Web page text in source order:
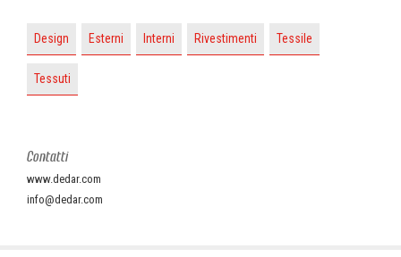
Design Esterni Interni Rivestimenti Tessile
Tessuti
Contatti
www.dedar.com
info@dedar.com